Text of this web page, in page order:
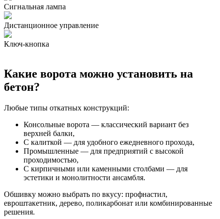
Сигнальная лампа
Дистанционное управление
Ключ-кнопка
Какие ворота можно установить на
бетон?
Любые типы откатных конструкций:
Консольные ворота — классический вариант без
верхней балки,
С калиткой — для удобного ежедневного прохода,
Промышленные — для предприятий с высокой
проходимостью,
С кирпичными или каменными столбами — для
эстетики и монолитности ансамбля.
Обшивку можно выбрать по вкусу: профнастил,
евроштакетник, дерево, поликарбонат или комбинированные
решения.